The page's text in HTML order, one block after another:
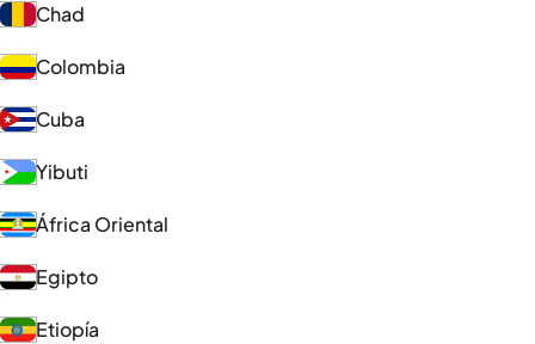
Chad
Colombia
Cuba
Yibuti
África Oriental
Egipto
Etiopía